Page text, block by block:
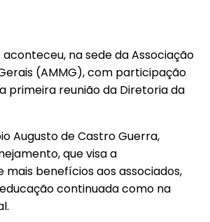
na sede da Associação
(AMMG), com participação
primeira reunião da Diretoria da
Augusto de Castro Guerra,
que visa a
mais benefícios aos associados,
continuada como na